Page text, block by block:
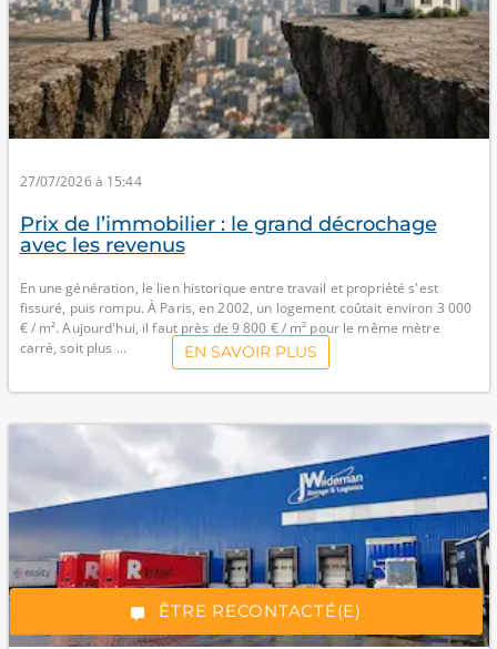
“Excellent”, 165 avis
ÊTRE RECONTACTÉ(E)
27/07/2026 à 15:44
Prix de l’immobilier : le grand décrochage
avec les revenus
En une génération, le lien historique entre travail et propriété s'est
fissuré, puis rompu. À Paris, en 2002, un logement coûtait environ 3 000
€ / m². Aujourd'hui, il faut près de 9 800 € / m² pour le même mètre
carré, soit plus ...
EN SAVOIR PLUS